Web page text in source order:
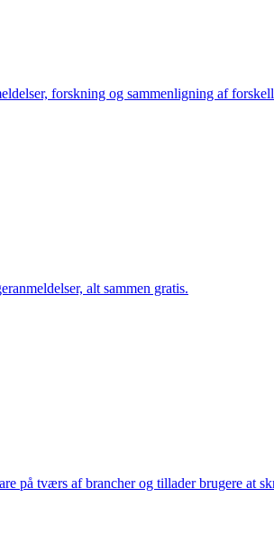
forskning og sammenligning af
alt sammen gratis.
på tværs af brancher og tillader brugere at